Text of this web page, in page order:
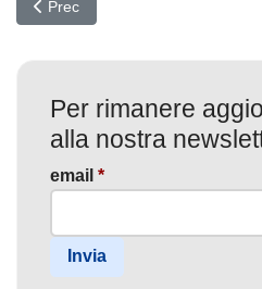
Articolo precedente: Attacco
Prec
Per rimanere
alla nostra
email *
Invia